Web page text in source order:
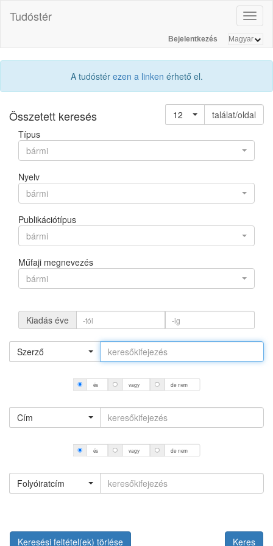
Tudóstér
Bejelentkezés
A tudóstér ezen a linken érhető el.
Összetett keresés 12
találat/oldal
Típus
bármi
Nyelv
bármi
Publikációtípus
bármi
Műfaji megnevezés
bármi
Kiadás éve
Szerző
és vagy de nem
Cím
és vagy de nem
Folyóiratcím
Keresési feltétel(ek) törlése